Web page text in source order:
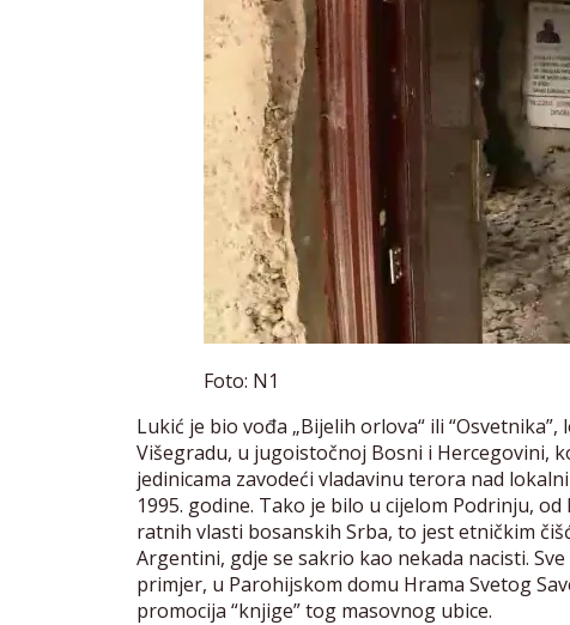
Foto: N1
Lukić je bio vođa „Bijelih orlova“ ili
Višegradu, u jugoistočnoj Bosni i Hercegovini,
jedinicama zavodeći vladavinu terora nad
1995. godine. Tako je bilo u cijelom Podrinju,
ratnih vlasti bosanskih Srba, to jest etničkim
Argentini, gdje se sakrio kao nekada nacisti.
primjer, u Parohijskom domu Hrama Svetog
promocija “knjige” tog masovnog ubice.